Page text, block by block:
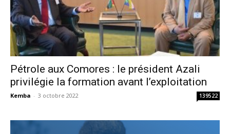
Pétrole aux Comores : le président Azali
privilégie la formation avant l’exploitation
Kemba - 3 octobre 2022 139522